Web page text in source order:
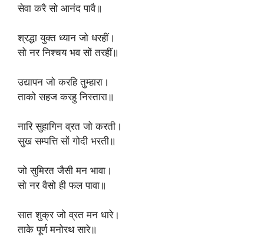
‎सेवा करै सो आनंद पावै॥
‎श्रद्धा युक्त ध्यान जो धरहीं।
‎सो नर निश्चय भव सों तरहीं॥
‎उद्यापन जो करहि तुम्हारा।
‎ताको सहज करहु निस्तारा॥
‎नारि सुहागिन व्रत जो करती।
‎सुख सम्पत्ति सों गोदी भरती॥
‎जो सुमिरत जैसी मन भावा।
‎सो नर वैसो ही फल पावा॥
‎सात शुक्र जो व्रत मन धारे।
‎ताके पूर्ण मनोरथ सारे॥